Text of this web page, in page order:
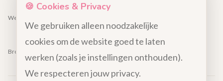
🍪 Cookies & Privacy
We gebruiken alleen noodzakelijke
cookies om de website goed te laten
werken (zoals je instellingen onthouden).
We respecteren jouw privacy.
Werken bij
Brochure lezingen